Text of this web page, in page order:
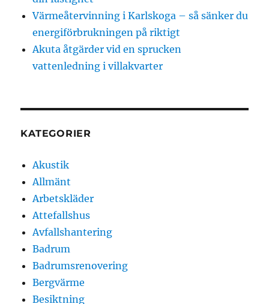
Värmeåtervinning i Karlskoga – så sänker du
energiförbrukningen på riktigt
Akuta åtgärder vid en sprucken
vattenledning i villakvarter
KATEGORIER
Akustik
Allmänt
Arbetskläder
Attefallshus
Avfallshantering
Badrum
Badrumsrenovering
Bergvärme
Besiktning